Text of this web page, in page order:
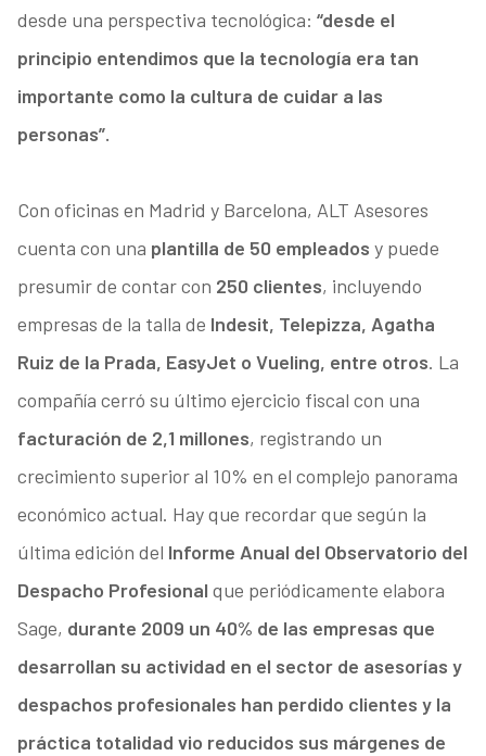
desde una perspectiva tecnológica: “desde el
principio entendimos que la tecnología era tan
importante como la cultura de cuidar a las
personas”.
Con oficinas en Madrid y Barcelona, ALT Asesores
cuenta con una plantilla de 50 empleados y puede
presumir de contar con 250 clientes, incluyendo
empresas de la talla de Indesit, Telepizza, Agatha
Ruiz de la Prada, EasyJet o Vueling, entre otros. La
compañía cerró su último ejercicio fiscal con una
facturación de 2,1 millones, registrando un
crecimiento superior al 10% en el complejo panorama
económico actual. Hay que recordar que según la
última edición del Informe Anual del Observatorio del
Despacho Profesional que periódicamente elabora
Sage, durante 2009 un 40% de las empresas que
desarrollan su actividad en el sector de asesorías y
despachos profesionales han perdido clientes y la
práctica totalidad vio reducidos sus márgenes de